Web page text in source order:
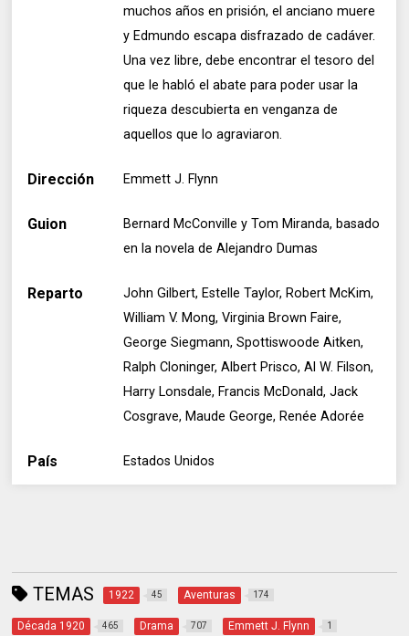
muchos años en prisión, el anciano muere
y Edmundo escapa disfrazado de cadáver.
Una vez libre, debe encontrar el tesoro del
que le habló el abate para poder usar la
riqueza descubierta en venganza de
aquellos que lo agraviaron.
Dirección Emmett J. Flynn
Guion
Bernard McConville y Tom Miranda, basado
en la novela de Alejandro Dumas
Reparto
John Gilbert, Estelle Taylor, Robert McKim,
William V. Mong, Virginia Brown Faire,
George Siegmann, Spottiswoode Aitken,
Ralph Cloninger, Albert Prisco, Al W. Filson,
Harry Lonsdale, Francis McDonald, Jack
Cosgrave, Maude George, Renée Adorée
País Estados Unidos
TEMAS 1922 45 Aventuras 174
Década 1920 465 Drama 707 Emmett J. Flynn 1